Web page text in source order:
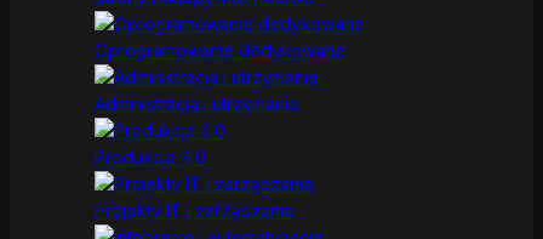
Oprogramowanie dedykowane
Administracja i utrzymanie
Produkcja 4.0
Projekty IT i zarządzanie